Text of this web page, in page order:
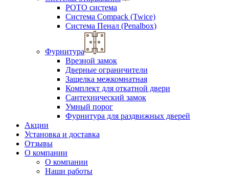
РОТО система
Система Compack (Twice)
Система Пенал (Penalbox)
Фурнитура
Врезной замок
Дверные ограничители
Защелка межкомнатная
Комплект для откатной двери
Сантехнический замок
Умный порог
Фурнитура для раздвижных дверей
Акции
Установка и доставка
Отзывы
О компании
О компании
Наши работы